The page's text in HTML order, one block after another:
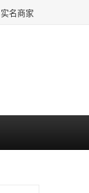
实名商家